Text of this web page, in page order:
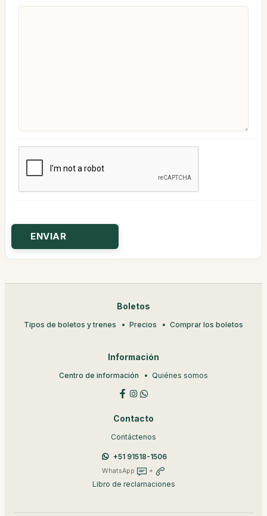
Boletos
Tipos de boletos y trenes Precios Comprar los boletos
Información
Centro de información Quiénes somos
Contacto
Contáctenos
+51 91518-1506
WhatsApp +
Libro de reclamaciones